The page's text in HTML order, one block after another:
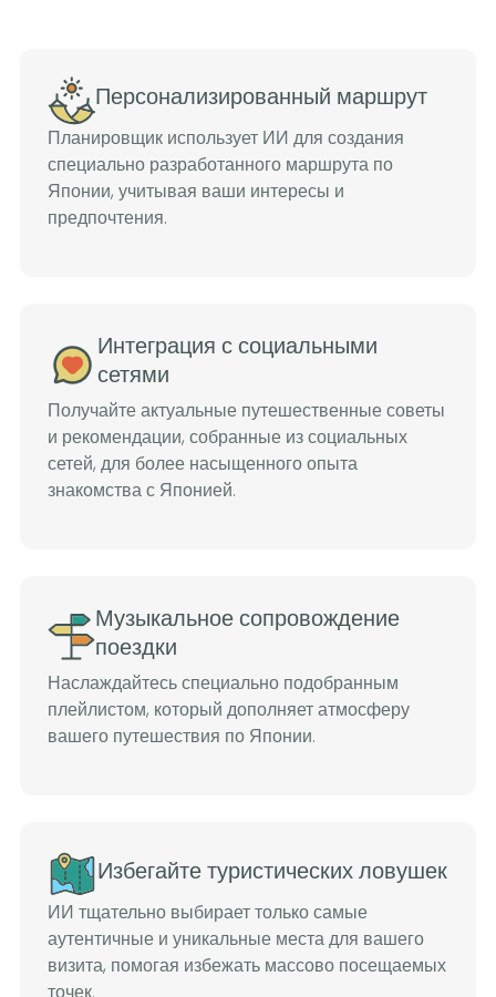
Персонализированный маршрут
Планировщик использует ИИ для создания
специально разработанного маршрута по
Японии, учитывая ваши интересы и
предпочтения.
Интеграция с социальными
сетями
Получайте актуальные путешественные советы
и рекомендации, собранные из социальных
сетей, для более насыщенного опыта
знакомства с Японией.
Музыкальное сопровождение
поездки
Наслаждайтесь специально подобранным
плейлистом, который дополняет атмосферу
вашего путешествия по Японии.
Избегайте туристических ловушек
ИИ тщательно выбирает только самые
аутентичные и уникальные места для вашего
визита, помогая избежать массово посещаемых